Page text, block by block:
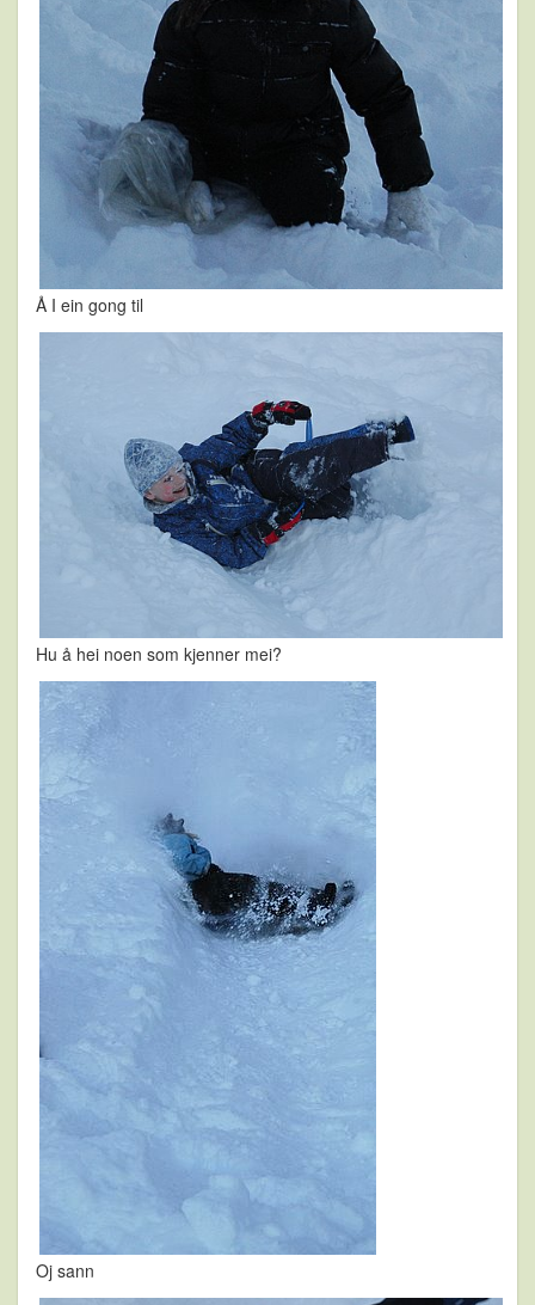
Å I ein gong til
Hu å hei noen som kjenner mei?
Oj sann